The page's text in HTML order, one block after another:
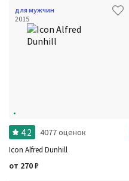
для мужчин
2015
4.2 4077 оценок
Icon Alfred Dunhill
от 270₽